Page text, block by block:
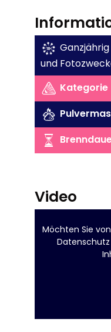
und
Kategorie
Video
Möchten Sie
Datenschutz